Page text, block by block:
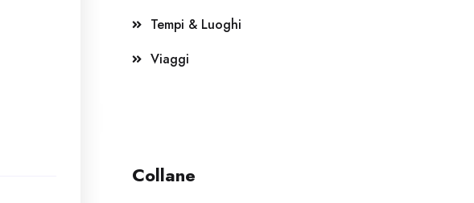
Tempi & Luoghi
Viaggi
Collane